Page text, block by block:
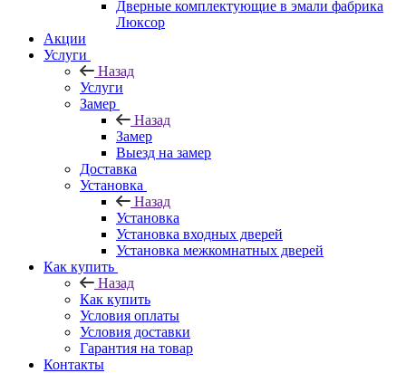
Дверные комплектующие в эмали фабрика
Люксор
Акции
Услуги
Назад
Услуги
Замер
Назад
Замер
Выезд на замер
Доставка
Установка
Назад
Установка
Установка входных дверей
Установка межкомнатных дверей
Как купить
Назад
Как купить
Условия оплаты
Условия доставки
Гарантия на товар
Контакты